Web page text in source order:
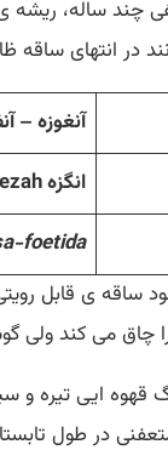
در انتهای
آنغوزه –
انگزه Engezah
foetida
ساقه ی قابل
چاق می کند ولی
قهوه ایی تیره و
متعفنی در طول